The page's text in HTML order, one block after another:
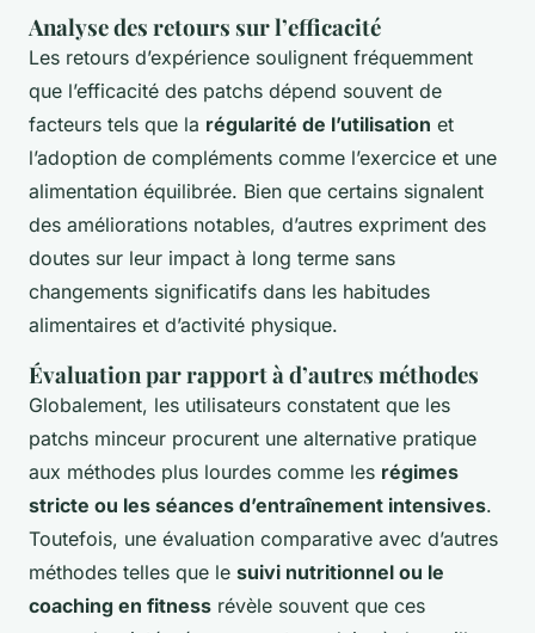
Analyse des retours sur l’efficacité
Les retours d’expérience soulignent fréquemment
que l’efficacité des patchs dépend souvent de
facteurs tels que la régularité de l’utilisation et
l’adoption de compléments comme l’exercice et une
alimentation équilibrée. Bien que certains signalent
des améliorations notables, d’autres expriment des
doutes sur leur impact à long terme sans
changements significatifs dans les habitudes
alimentaires et d’activité physique.
Évaluation par rapport à d’autres méthodes
Globalement, les utilisateurs constatent que les
patchs minceur procurent une alternative pratique
aux méthodes plus lourdes comme les régimes
stricte ou les séances d’entraînement intensives.
Toutefois, une évaluation comparative avec d’autres
méthodes telles que le suivi nutritionnel ou le
coaching en fitness révèle souvent que ces